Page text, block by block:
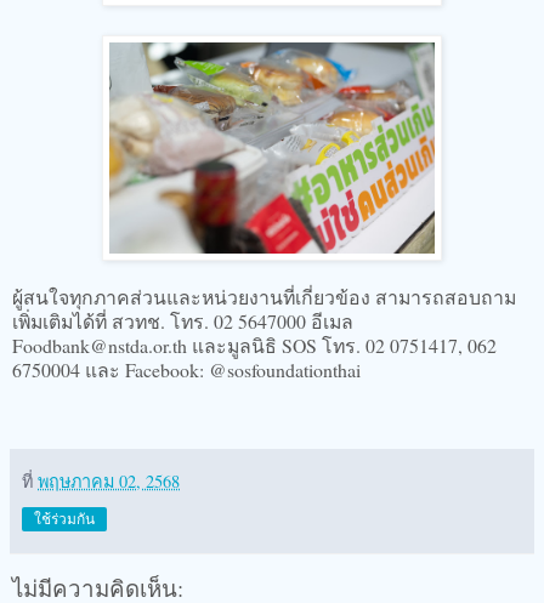
ผู้สนใจทุกภาคส่วนและหน่วยงานที่เกี่ยวข้อง สามารถสอบถาม
เพิ่มเติมได้ที่ สวทช. โทร. 02 5647000 อีเมล
Foodbank@nstda.or.th และมูลนิธิ SOS โทร. 02 0751417, 062
6750004 และ Facebook: @sosfoundationthai
ที่ พฤษภาคม 02, 2568
ใช้ร่วมกัน
ไม่มีความคิดเห็น: